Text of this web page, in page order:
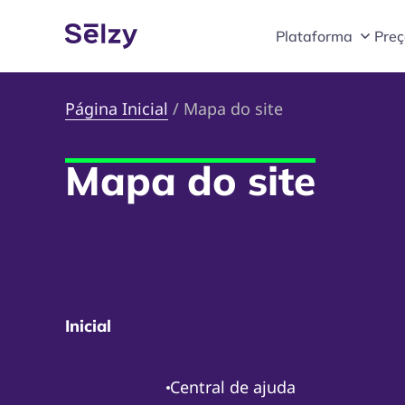
Plataforma
Página Inicial / Mapa do site
Mapa do site
Inicial
Central de ajuda